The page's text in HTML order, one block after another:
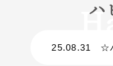
ハ
25.08.31 ☆